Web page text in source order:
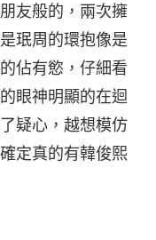
友般的，兩次擁
珉周的環抱像是
佔有慾，仔細看
眼神明顯的在迴
疑心，越想模仿
定真的有韓俊熙